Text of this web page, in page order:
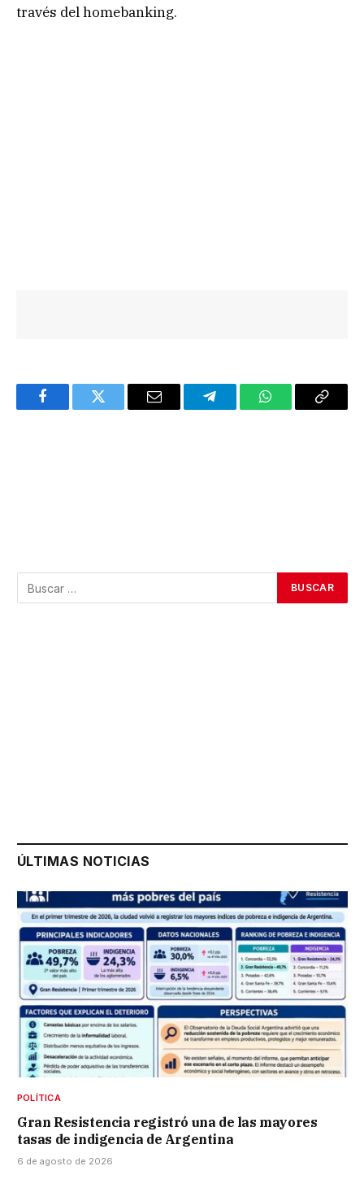
través del homebanking.
FacebookTwitter Email TelegramWhatsAppCopy
ÚLTIMAS NOTICIAS
POLÍTICA
Gran Resistencia registró una de las mayores
tasas de indigencia de Argentina
6 de agosto de 2026